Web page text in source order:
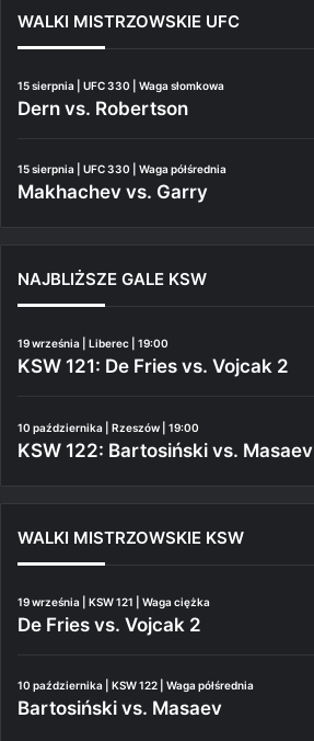
WALKI MISTRZOWSKIE UFC
15 sierpnia | UFC 330 | Waga słomkowa
Dern vs. Robertson
15 sierpnia | UFC 330 | Waga półśrednia
Makhachev vs. Garry
NAJBLIŻSZE GALE KSW
19 września | Liberec | 19:00
KSW 121: De Fries vs. Vojcak 2
10 października | Rzeszów | 19:00
KSW 122: Bartosiński vs. Masaev
WALKI MISTRZOWSKIE KSW
19 września | KSW 121 | Waga ciężka
De Fries vs. Vojcak 2
10 października | KSW 122 | Waga półśrednia
Bartosiński vs. Masaev